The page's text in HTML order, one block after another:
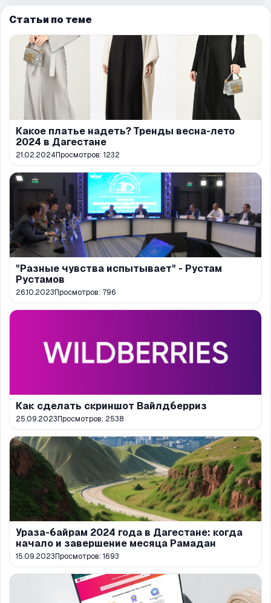
Статьи по теме
Какое платье надеть? Тренды весна-лето
2024 в Дагестане
21.02.2024Просмотров: 1232
"Разные чувства испытывает" - Рустам
Рустамов
26.10.2023Просмотров: 796
Как сделать скриншот Вайлдберриз
25.09.2023Просмотров: 2538
Ураза-байрам 2024 года в Дагестане: когда
начало и завершение месяца Рамадан
15.09.2023Просмотров: 1693